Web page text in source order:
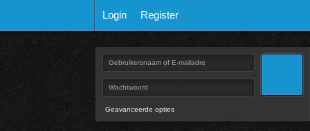
Login Register
Geavanceerde opties